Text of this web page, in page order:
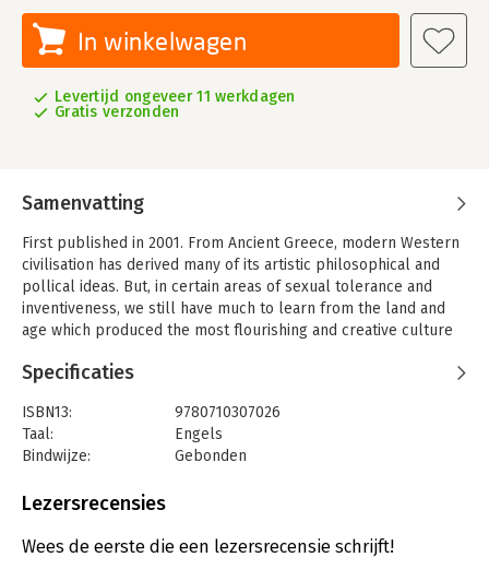
In winkelwagen
Levertijd ongeveer 11 werkdagen
Gratis verzonden
Samenvatting
First published in 2001. From Ancient Greece, modern Western
civilisation has derived many of its artistic philosophical and
pollical ideas. But, in certain areas of sexual tolerance and
inventiveness, we still have much to learn from the land and
age which produced the most flourishing and creative culture
fascinating book, discusses in full every aspect of the Ancient
Specificaties
ISBN13:
9780710307026
Taal:
Engels
Bindwijze:
Gebonden
Uitgever:
Lezersrecensies
Wees de eerste die een lezersrecensie schrijft!